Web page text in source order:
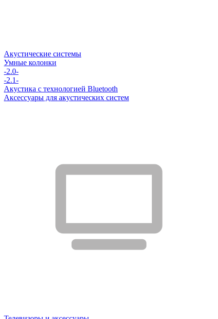
Акустические системы
Умные колонки
-2.0-
-2.1-
Акустика с технологией Bluetooth
Аксессуары для акустических систем